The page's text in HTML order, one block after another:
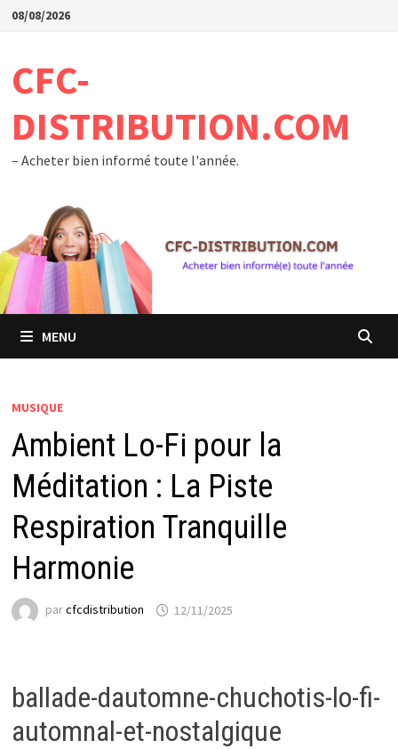
Passer
08/08/2026
CFC-
DISTRIBUTION.COM
– Acheter bien informé toute l'année.
MENU
MUSIQUE
Ambient Lo-Fi pour la
Méditation : La Piste
Respiration Tranquille
Harmonie
parcfcdistribution 12/11/2025
ballade-dautomne-chuchotis-lo-fi-
automnal-et-nostalgique